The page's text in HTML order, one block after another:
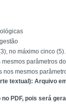
no máximo cinco (5).
parâmetros
nos mesmos
textual): Arquivo
PDF, pois será